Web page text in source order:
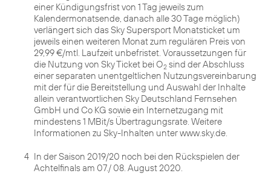
einer Kündigungsfrist von 1 Tag jeweils zum
Kalendermonatsende, danach alle 30 Tage möglich)
verlängert sich das Sky Supersport Monatsticket um
jeweils einen weiteren Monat zum regulären Preis von
29,99 €/mtl. Laufzeit unbefristet. Voraussetzungen für
die Nutzung von Sky Ticket bei O2 sind der Abschluss
einer separaten unentgeltlichen Nutzungsvereinbarung
mit der für die Bereitstellung und Auswahl der Inhalte
allein verantwortlichen Sky Deutschland Fernsehen
GmbH und Co KG sowie ein Internetzugang mit
mindestens 1 MBit/s Übertragungsrate. Weitere
4 In der Saison 2019/20 noch bei den Rückspielen der
Achtelfinals am 07./ 08. August 2020.